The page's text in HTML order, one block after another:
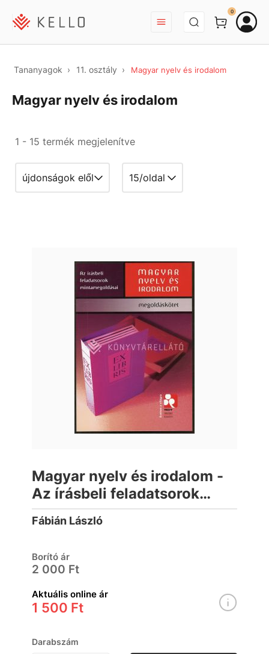
BEJELENTKEZÉS
0
Tananyagok 11. osztály Magyar nyelv és irodalom
Magyar nyelv és irodalom
1 - 15 termék megjelenítve
Magyar nyelv és irodalom -
Az írásbeli feladatsorok
mintamegoldásai
Fábián László
Borító ár
2 000 Ft
Aktuális online ár
1 500 Ft
Darabszám